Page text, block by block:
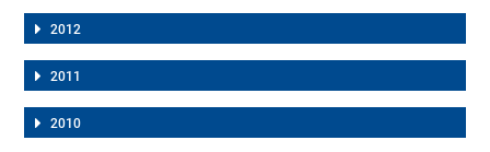
2012
2011
2010